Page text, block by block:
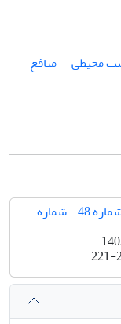
محیطی
منافع
دوره 12، شماره 48 - شماره
221-